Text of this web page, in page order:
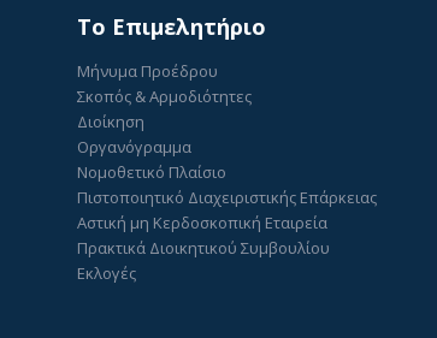
To Επιμελητήριο
Μήνυμα Προέδρου
Σκοπός & Αρμοδιότητες
Διοίκηση
Οργανόγραμμα
Νομοθετικό Πλαίσιο
Πιστοποιητικό Διαχειριστικής Επάρκειας
Αστική μη Κερδοσκοπική Εταιρεία
Πρακτικά Διοικητικού Συμβουλίου
Εκλογές